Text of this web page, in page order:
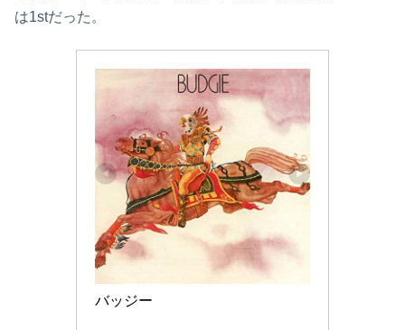
は1stだった。
バッジー